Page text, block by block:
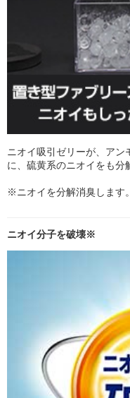
ニオイ吸引ゼリーが、アン
に、硫黄系のニオイをも分
※ニオイを分解消臭します。
ニオイ分子を破壊※